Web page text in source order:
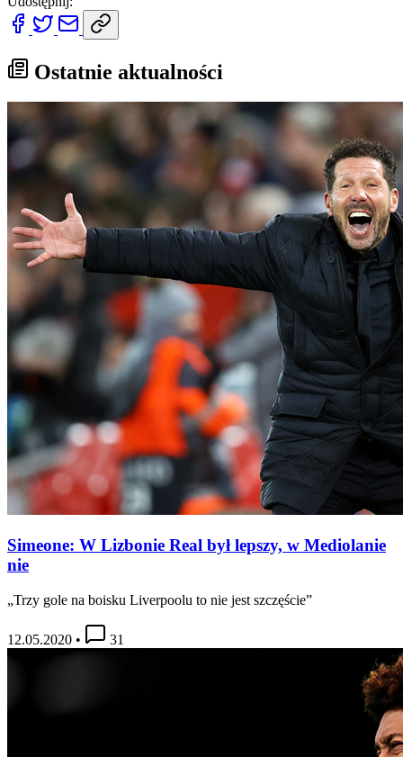
Ostatnie aktualności
Simeone: W Lizbonie Real był lepszy, w Mediolanie
nie
„Trzy gole na boisku Liverpoolu to nie jest szczęście”
12.05.2020 • 31